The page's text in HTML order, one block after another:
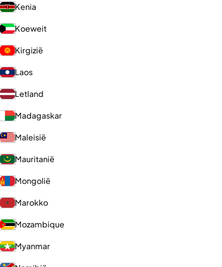
Kenia
Koeweit
Kirgizië
Laos
Letland
Madagaskar
Maleisië
Mauritanië
Mongolië
Marokko
Mozambique
Myanmar